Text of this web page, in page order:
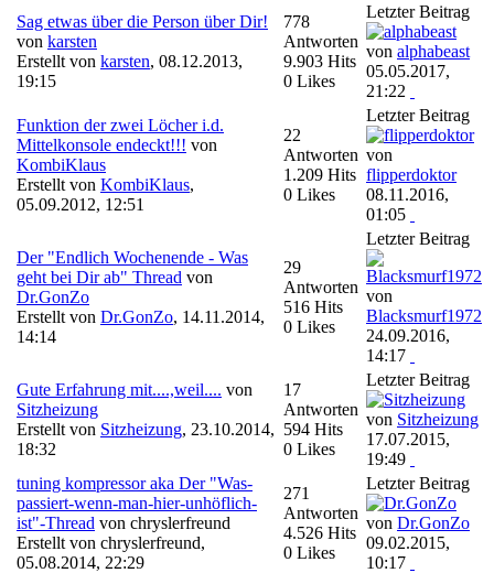
Sag etwas über die Person über Dir!
von karsten
Erstellt von karsten, 08.12.2013,
19:15
778
Antworten
9.903 Hits
0 Likes
Letzter Beitrag
von alphabeast
05.05.2017,
21:22
Funktion der zwei Löcher i.d.
Mittelkonsole endeckt!!! von
KombiKlaus
Erstellt von KombiKlaus,
05.09.2012, 12:51
22
Antworten
1.209 Hits
0 Likes
Letzter Beitrag
von
flipperdoktor
08.11.2016,
01:05
Der "Endlich Wochenende - Was
geht bei Dir ab" Thread von
Dr.GonZo
Erstellt von Dr.GonZo, 14.11.2014,
14:14
29
Antworten
516 Hits
0 Likes
Letzter Beitrag
von
Blacksmurf1972
24.09.2016,
14:17
Gute Erfahrung mit....,weil.... von
Sitzheizung
Erstellt von Sitzheizung, 23.10.2014,
18:32
17
Antworten
594 Hits
0 Likes
Letzter Beitrag
von Sitzheizung
17.07.2015,
19:49
tuning kompressor aka Der "Was-
passiert-wenn-man-hier-unhöflich-
ist"-Thread von chryslerfreund
Erstellt von chryslerfreund,
05.08.2014, 22:29
271
Antworten
4.526 Hits
0 Likes
Letzter Beitrag
von Dr.GonZo
09.02.2015,
10:17